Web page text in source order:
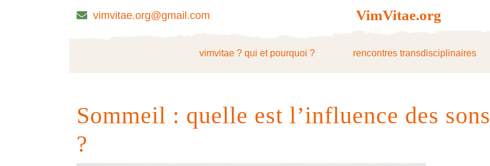
vimvitae.org@gmail.com VimVitae.org
vimvitae ? qui et pourquoi ? rencontres transdisciplinaires
Sommeil : quelle est l’influence des sons
?